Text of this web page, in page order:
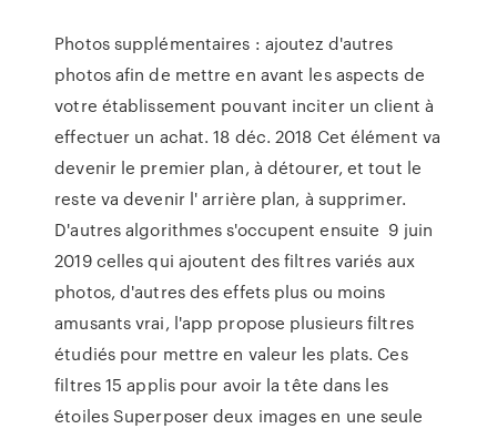
Photos supplémentaires : ajoutez d'autres
photos afin de mettre en avant les aspects de
votre établissement pouvant inciter un client à
effectuer un achat. 18 déc. 2018 Cet élément va
devenir le premier plan, à détourer, et tout le
reste va devenir l' arrière plan, à supprimer.
D'autres algorithmes s'occupent ensuite 9 juin
2019 celles qui ajoutent des filtres variés aux
photos, d'autres des effets plus ou moins
amusants vrai, l'app propose plusieurs filtres
étudiés pour mettre en valeur les plats. Ces
filtres 15 applis pour avoir la tête dans les
étoiles Superposer deux images en une seule